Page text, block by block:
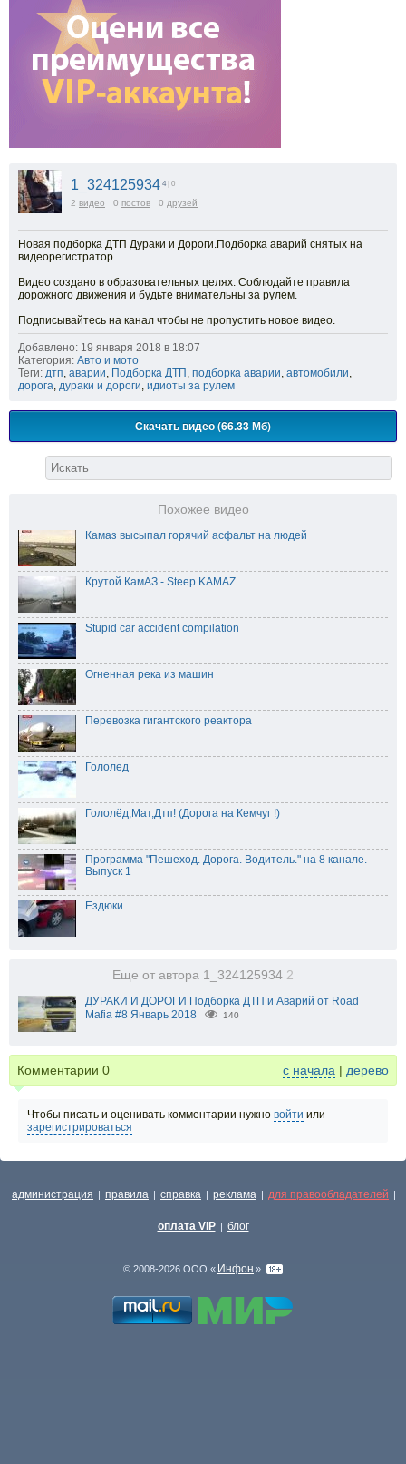
1_324125934 4 | 0
2 видео 0 постов 0 друзей
Новая подборка ДТП Дураки и Дороги.Подборка аварий снятых на
видеорегистратор.
Видео создано в образовательных целях. Соблюдайте правила
дорожного движения и будьте внимательны за рулем.
Подписывайтесь на канал чтобы не пропустить новое видео.
Добавлено: 19 января 2018 в 18:07
Категория: Авто и мото
Теги: дтп, аварии, Подборка ДТП , подборка аварии, автомобили,
дорога, дураки и дороги, идиоты за рулем
Скачать видео (66.33 Мб)
Похожее видео
Камаз высыпал горячий асфальт на людей
Крутой КамАЗ - Steep KAMAZ
Stupid car accident compilation
Огненная река из машин
Перевозка гигантского реактора
Гололед
Гололёд,Мат,Дтп! (Дорога на Кемчуг !)
Программа "Пешеход. Дорога. Водитель." на 8 канале.
Выпуск 1
Ездюки
Еще от автора 1_324125934 2
ДУРАКИ И ДОРОГИ Подборка ДТП и Аварий от Road
Mafia #8 Январь 2018
140
Комментарии 0 с начала | дерево
Чтобы писать и оценивать комментарии нужно войти или
зарегистрироваться
администрация | правила | справка | реклама | для правообладателей |
оплата VIP | блог
© 2008-2026 ООО « Инфон »